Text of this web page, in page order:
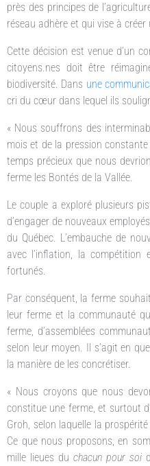
près des principes de
réseau adhère et qui vise à
Cette décision est venue d’un
citoyens.nes doit être
biodiversité. Dans une
cri du cœur dans lequel ils
« Nous souffrons des
mois et de la pression constante
temps précieux que nous
ferme les Bontés de la Vallée.
Le couple a exploré plusieurs
d’engager de nouveaux
du Québec. L’embauche de
avec l’inflation, la compétition
fortunés.
Par conséquent, la ferme
leur ferme et la communauté
ferme, d’assemblées
selon leur moyen. Il s’agit en
la manière de les concrétiser.
« Nous croyons que nous
constitue une ferme, et surtout
Groh, selon laquelle la
Ce que nous proposons, en
mille lieues du chacun pour soi